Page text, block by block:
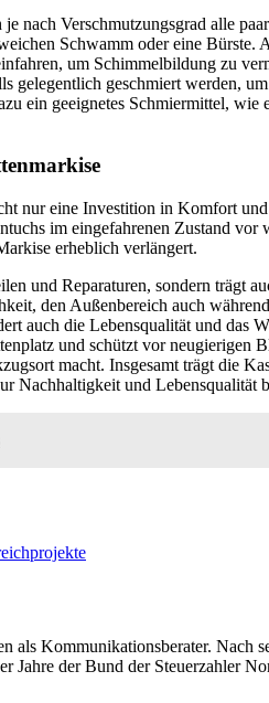
nach Verschmutzungsgrad alle
Schwamm oder eine Bürste.
um Schimmelbildung zu
gelegentlich geschmiert werden,
ein geeignetes Schmiermittel, wie
nur eine Investition in Komfort
im eingefahrenen Zustand vor
erheblich verlängert.
und Reparaturen, sondern trägt
den Außenbereich auch
auch die Lebensqualität und das
und schützt vor neugierigen
macht. Insgesamt trägt die
Nachhaltigkeit und Lebensqualität
als Kommunikationsberater.
der Bund der Steuerzahler